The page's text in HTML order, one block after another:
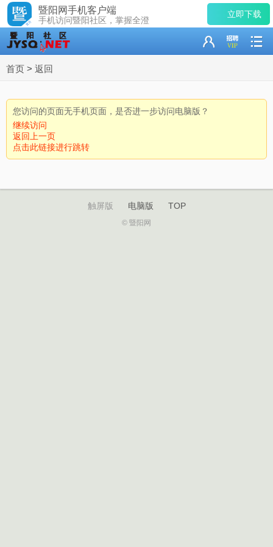
暨阳网手机客户端
手机访问暨阳社区，掌握全澄
立即下载
首页 > 返回
您访问的页面无手机页面，是否进一步访问电脑版？
继续访问
返回上一页
点击此链接进行跳转
触屏版 电脑版 TOP
© 暨阳网